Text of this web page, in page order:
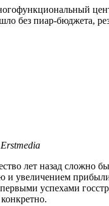
без пиар-бюджета,
лет назад сложно
и увеличением
успехами